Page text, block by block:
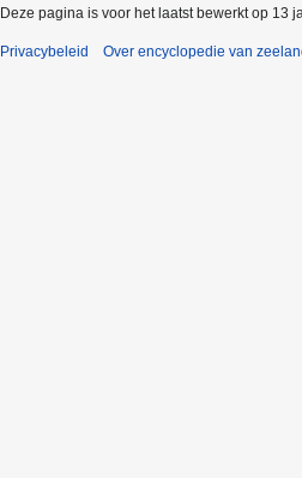
Deze pagina is voor het laatst bewerkt op 13
Privacybeleid Over encyclopedie van